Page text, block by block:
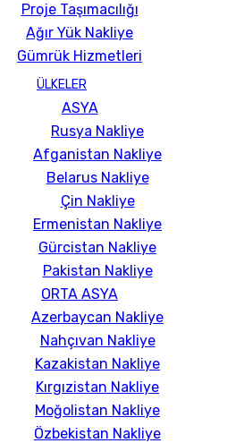
Proje Taşımacılığı
Ağır Yük Nakliye
Gümrük Hizmetleri
ÜLKELER
ASYA
Rusya Nakliye
Afganistan Nakliye
Belarus Nakliye
Çin Nakliye
Ermenistan Nakliye
Gürcistan Nakliye
Pakistan Nakliye
ORTA ASYA
Azerbaycan Nakliye
Nahçıvan Nakliye
Kazakistan Nakliye
Kırgızistan Nakliye
Moğolistan Nakliye
Özbekistan Nakliye